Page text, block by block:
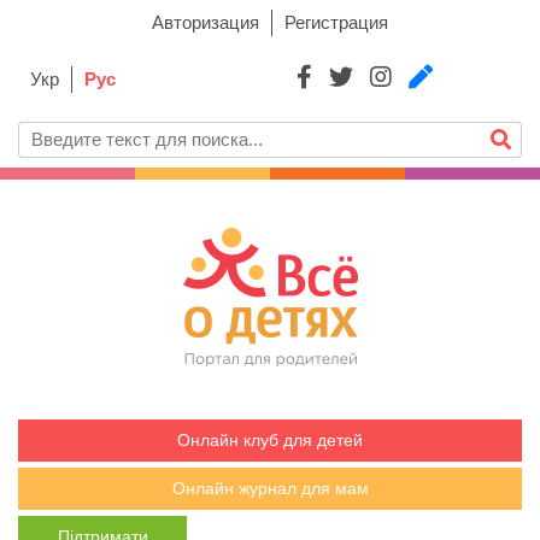
Авторизация Регистрация
Укр Рус
Онлайн клуб для детей
Онлайн журнал для мам